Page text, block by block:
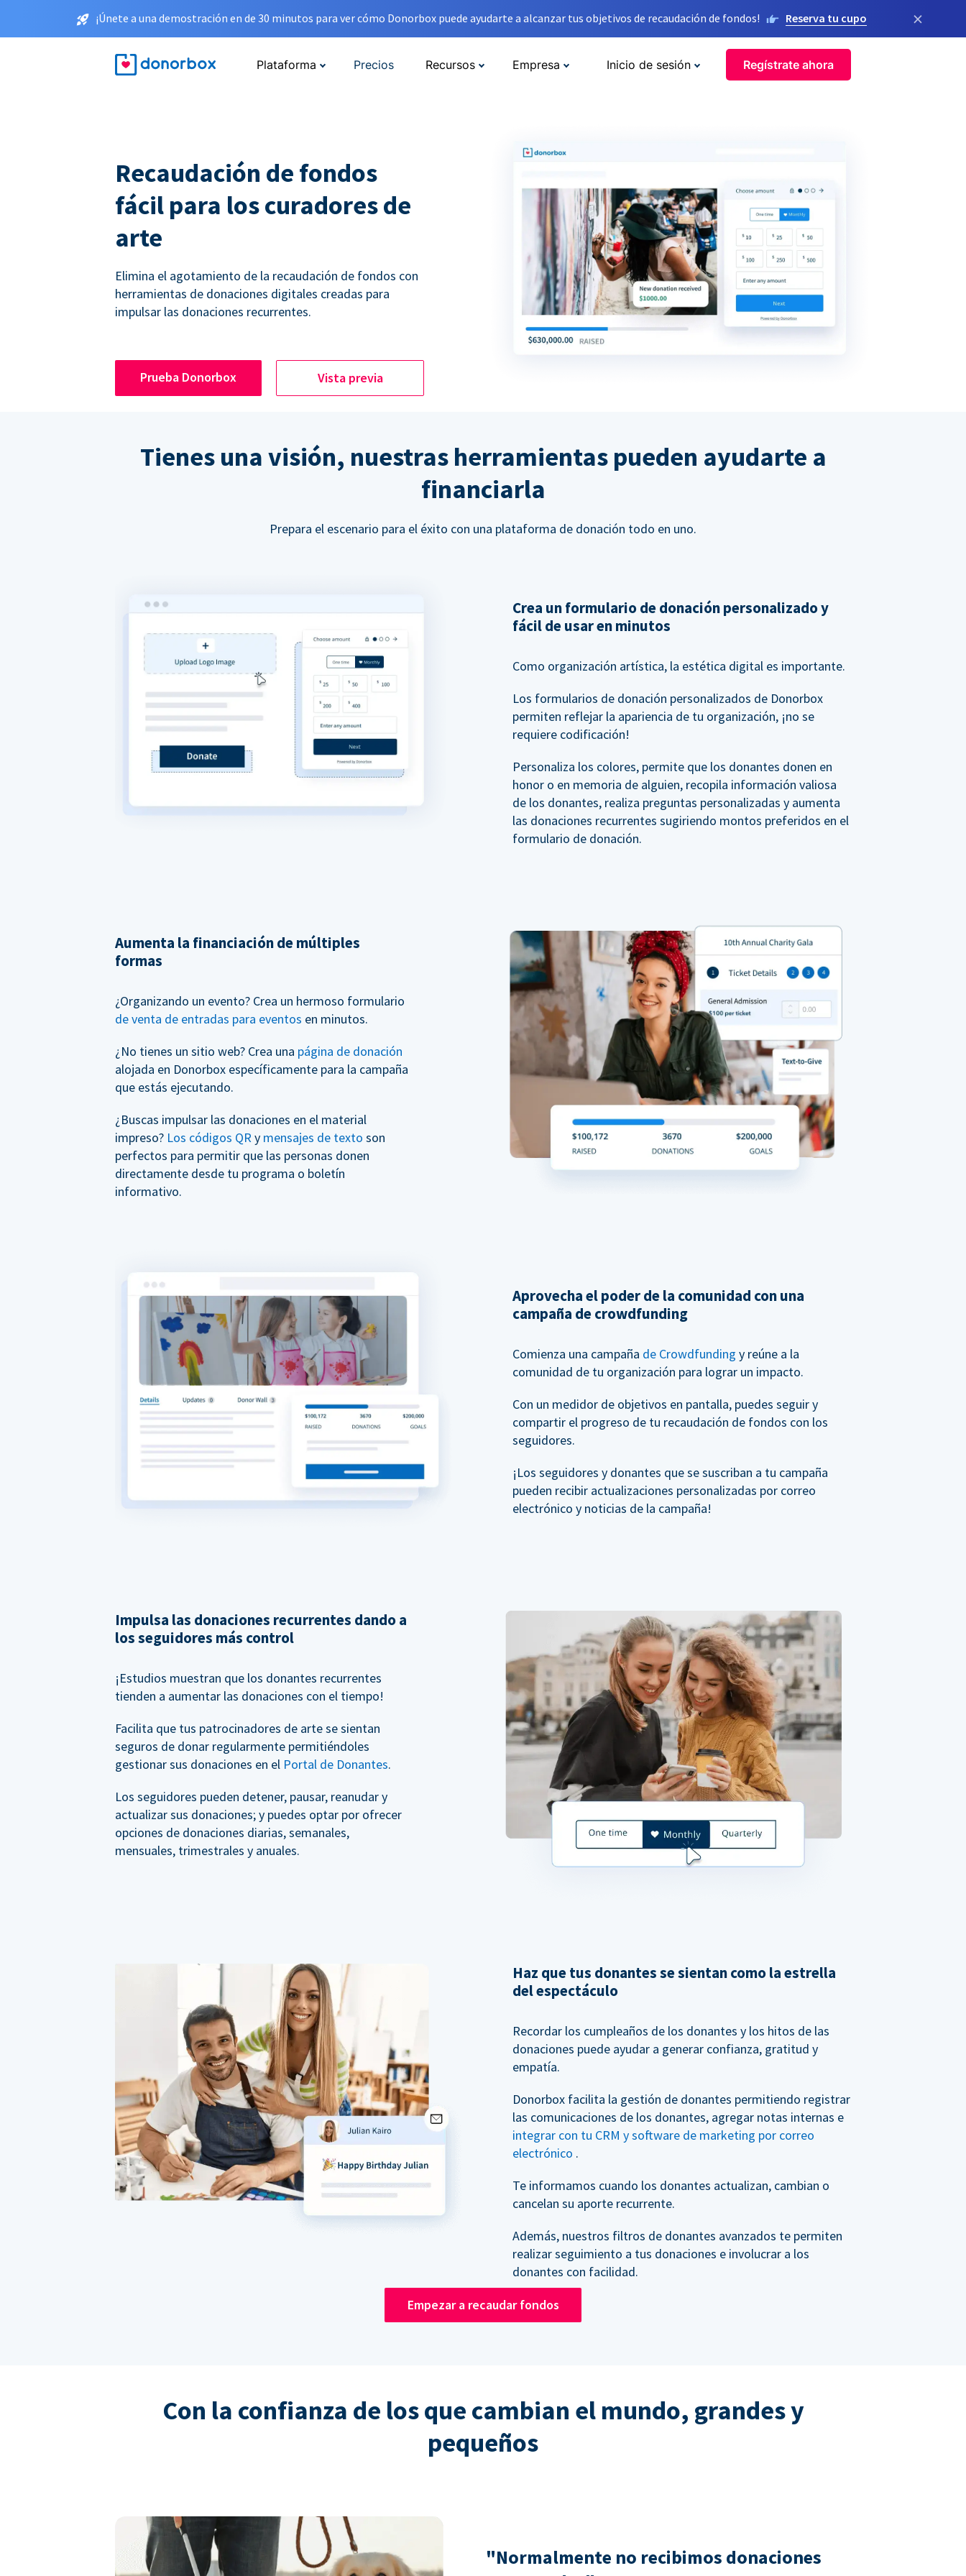
¡Únete a una demostración en de 30 minutos para ver cómo Donorbox puede ayudarte a alcanzar tus objetivos de recaudación de fondos! Reserva tu cupo ×
Plataforma Precios Recursos Empresa Inicio de sesión Regístrate ahora
Recaudación de fondos
fácil para los curadores de
arte
Elimina el agotamiento de la recaudación de fondos con
herramientas de donaciones digitales creadas para
impulsar las donaciones recurrentes.
Prueba Donorbox Vista previa
Tienes una visión, nuestras herramientas pueden ayudarte a
financiarla
Prepara el escenario para el éxito con una plataforma de donación todo en uno.
Crea un formulario de donación personalizado y
fácil de usar en minutos
Como organización artística, la estética digital es importante.
Los formularios de donación personalizados de Donorbox
permiten reflejar la apariencia de tu organización, ¡no se
requiere codificación!
Personaliza los colores, permite que los donantes donen en
honor o en memoria de alguien, recopila información valiosa
de los donantes, realiza preguntas personalizadas y aumenta
las donaciones recurrentes sugiriendo montos preferidos en el
formulario de donación.
Aumenta la financiación de múltiples
formas
¿Organizando un evento? Crea un hermoso formulario
de venta de entradas para eventos en minutos.
¿No tienes un sitio web? Crea una página de donación
alojada en Donorbox específicamente para la campaña
que estás ejecutando.
¿Buscas impulsar las donaciones en el material
impreso? Los códigos QR y mensajes de texto son
perfectos para permitir que las personas donen
directamente desde tu programa o boletín
informativo.
Aprovecha el poder de la comunidad con una
campaña de crowdfunding
Comienza una campaña de Crowdfunding y reúne a la
comunidad de tu organización para lograr un impacto.
Con un medidor de objetivos en pantalla, puedes seguir y
compartir el progreso de tu recaudación de fondos con los
seguidores.
¡Los seguidores y donantes que se suscriban a tu campaña
pueden recibir actualizaciones personalizadas por correo
electrónico y noticias de la campaña!
Impulsa las donaciones recurrentes dando a
los seguidores más control
¡Estudios muestran que los donantes recurrentes
tienden a aumentar las donaciones con el tiempo!
Facilita que tus patrocinadores de arte se sientan
seguros de donar regularmente permitiéndoles
gestionar sus donaciones en el Portal de Donantes.
Los seguidores pueden detener, pausar, reanudar y
actualizar sus donaciones; y puedes optar por ofrecer
opciones de donaciones diarias, semanales,
mensuales, trimestrales y anuales.
Haz que tus donantes se sientan como la estrella
del espectáculo
Recordar los cumpleaños de los donantes y los hitos de las
donaciones puede ayudar a generar confianza, gratitud y
empatía.
Donorbox facilita la gestión de donantes permitiendo registrar
las comunicaciones de los donantes, agregar notas internas e
integrar con tu CRM y software de marketing por correo
electrónico .
Te informamos cuando los donantes actualizan, cambian o
cancelan su aporte recurrente.
Además, nuestros filtros de donantes avanzados te permiten
realizar seguimiento a tus donaciones e involucrar a los
donantes con facilidad.
Empezar a recaudar fondos
Con la confianza de los que cambian el mundo, grandes y
pequeños
"Normalmente no recibimos donaciones